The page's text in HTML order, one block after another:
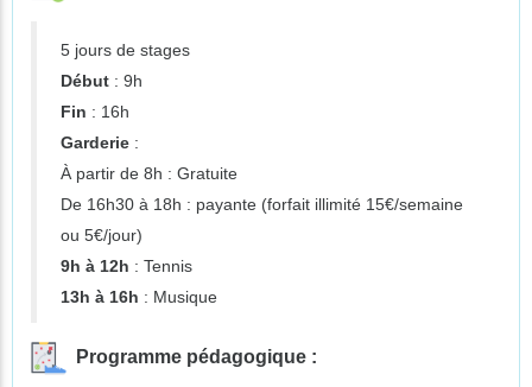
5 jours de stages
Début : 9h
Fin : 16h
Garderie :
À partir de 8h : Gratuite
De 16h30 à 18h : payante (forfait illimité 15€/semaine
ou 5€/jour)
9h à 12h : Tennis
13h à 16h : Musique
Programme pédagogique :